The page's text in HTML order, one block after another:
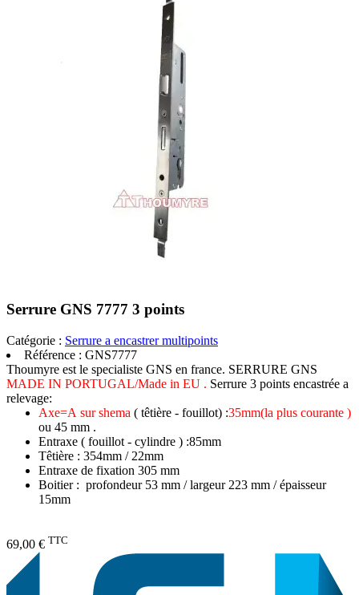
Serrure GNS 7777 3 points
Catégorie : Serrure a encastrer multipoints
Référence : GNS7777
Thoumyre est le specialiste GNS en france. SERRURE GNS
MADE IN PORTUGAL/Made in EU . Serrure 3 points encastrée a
relevage:
Axe=A sur shema ( têtière - fouillot) :35mm(la plus courante )
ou 45 mm .
Entraxe ( fouillot - cylindre ) :85mm
Têtière : 354mm / 22mm
Entraxe de fixation 305 mm
Boitier : profondeur 53 mm / largeur 223 mm / épaisseur
15mm
69,00 € TTC